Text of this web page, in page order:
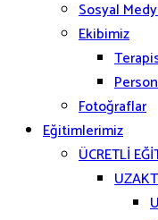
Sosyal
Ekibimiz
Fotoğraflar
Eğitimlerimiz
ÜCRETLİ